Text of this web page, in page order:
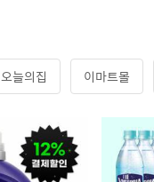
오늘의집 이마트몰